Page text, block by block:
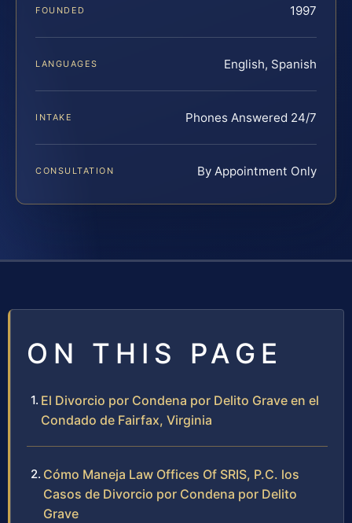
FOUNDED 1997
LANGUAGES English, Spanish
INTAKE Phones Answered 24/7
CONSULTATION By Appointment Only
ON THIS PAGE
El Divorcio por Condena por Delito Grave en el
Condado de Fairfax, Virginia
Cómo Maneja Law Offices Of SRIS, P.C. los
Casos de Divorcio por Condena por Delito
Grave